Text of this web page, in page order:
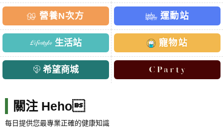
營養N次方 運動站
生活站 寵物站
希望商城
關注 Heho
每日提供您最專業正確的健康知識